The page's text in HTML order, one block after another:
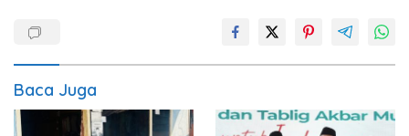
Baca Juga